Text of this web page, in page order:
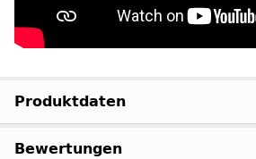
Produktdaten
Bewertungen